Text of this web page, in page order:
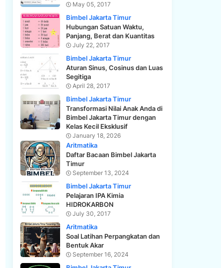
May 05, 2017
Bimbel Jakarta Timur
Hubungan Satuan Waktu,
Panjang, Berat dan Kuantitas
July 22, 2017
Bimbel Jakarta Timur
Aturan Sinus, Cosinus dan Luas
Segitiga
April 28, 2017
Bimbel Jakarta Timur
Transformasi Nilai Anak Anda di
Bimbel Jakarta Timur dengan
Kelas Kecil Eksklusif
January 18, 2026
Aritmatika
Daftar Bacaan Bimbel Jakarta
Timur
September 13, 2024
Bimbel Jakarta Timur
Pelajaran IPA Kimia
HIDROKARBON
July 30, 2017
Aritmatika
Soal Latihan Perpangkatan dan
Bentuk Akar
September 16, 2024